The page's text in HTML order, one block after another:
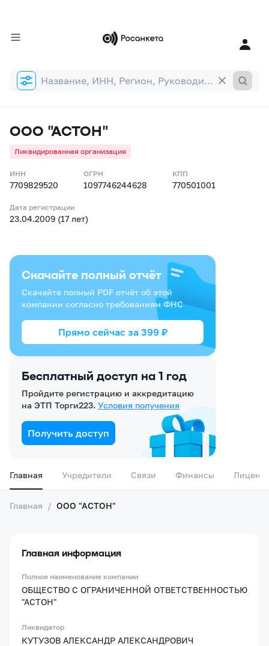
Форма
поиска
ООО "АСТОН"
Ликвидированная организация
ИНН
7709829520
ОГРН
1097746244628
КПП
770501001
Дата регистрации
23.04.2009 (17 лет)
Бесплатный доступ на 1 год
Пройдите регистрацию и аккредитацию
на ЭТП Торги223. Условия получения
Получить доступ
Скачайте полный отчёт
Скачайте полный PDF отчёт об этой
компании согласно требованиям ФНС
Прямо сейчас за 399 ₽
Главная Учредители Связи Финансы
Главная / ООО "АСТОН"
Главная информация
Полное наименование компании
ОБЩЕСТВО С ОГРАНИЧЕННОЙ ОТВЕТСТВЕННОСТЬЮ
"АСТОН"
Ликвидатор
КУТУЗОВ АЛЕКСАНДР АЛЕКСАНДРОВИЧ